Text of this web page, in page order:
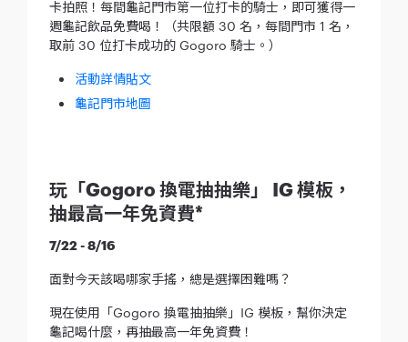
卡拍照！每間龜記門市第一位打卡的騎士，即可獲得一
週龜記飲品免費喝！（共限額 30 名，每間門市 1 名，
取前 30 位打卡成功的 Gogoro 騎士。）
活動詳情貼文
龜記門市地圖
玩「Gogoro 換電抽抽樂」 IG 模板，
抽最高一年免資費*
7/22 - 8/16
面對今天該喝哪家手搖，總是選擇困難嗎？
現在使用「Gogoro 換電抽抽樂」IG 模板，幫你決定
龜記喝什麼，再抽最高一年免資費！